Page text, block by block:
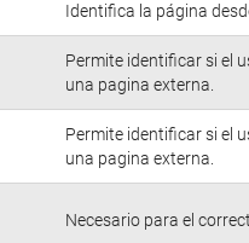
Identifica la página
Permite identificar si el
una pagina externa.
Permite identificar si el
una pagina externa.
Necesario para el